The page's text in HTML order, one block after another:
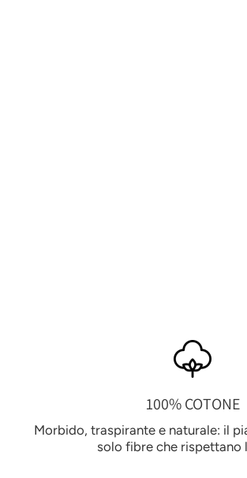
100% COTONE
Morbido, traspirante e naturale: il
solo fibre che rispettano